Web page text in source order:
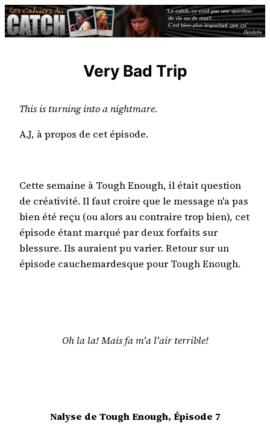
Aller
au
Very Bad Trip
This is turning into a nightmare.
A.J, à propos de cet épisode.
Cette semaine à Tough Enough, il était question
de créativité. Il faut croire que le message n'a pas
bien été reçu (ou alors au contraire trop bien), cet
épisode étant marqué par deux forfaits sur
blessure. Ils auraient pu varier. Retour sur un
épisode cauchemardesque pour Tough Enough.
Oh la la! Mais fa m'a l'air terrible!
Nalyse de Tough Enough, Épisode 7